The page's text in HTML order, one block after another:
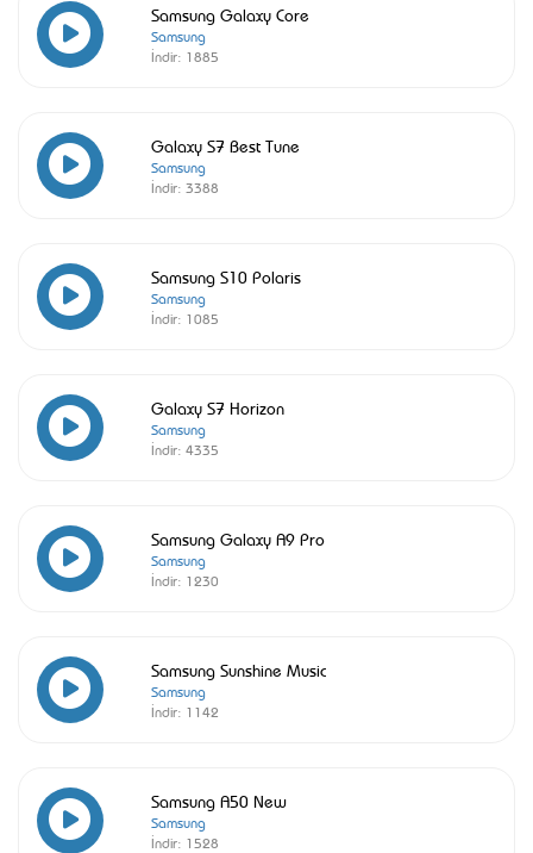
Samsung Galaxy Core
Samsung
İndir: 1885
Galaxy S7 Best Tune
Samsung
İndir: 3388
Samsung S10 Polaris
Samsung
İndir: 1085
Galaxy S7 Horizon
Samsung
İndir: 4335
Samsung Galaxy A9 Pro
Samsung
İndir: 1230
Samsung Sunshine Music
Samsung
İndir: 1142
Samsung A50 New
Samsung
İndir: 1528